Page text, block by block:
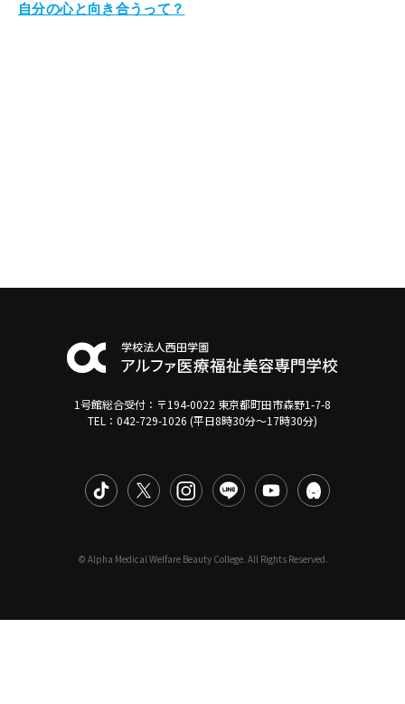
自分の心と向き合うって？
1号館総合受付：〒194-0022 東京都町田市森野1-7-8
TEL：042-729-1026 (平日8時30分〜17時30分)
© Alpha Medical Welfare Beauty College. All Rights Reserved.